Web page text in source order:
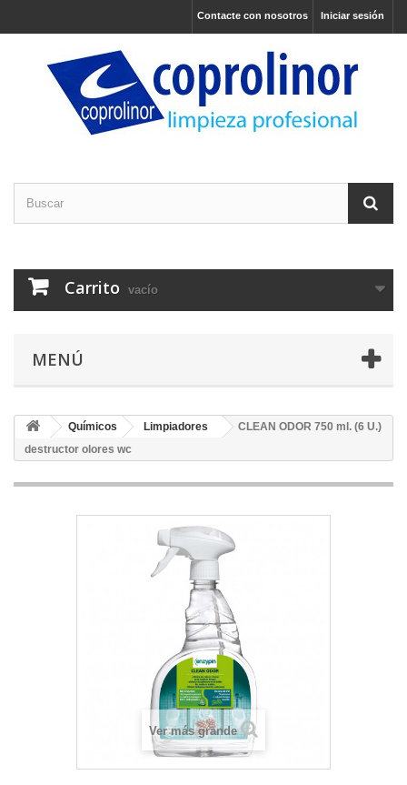
Iniciar sesión
Contacte con nosotros
Carrito vacío
MENÚ
Químicos Limpiadores
CLEAN ODOR 750 ml. (6 U.)
destructor olores wc
Ver más grande